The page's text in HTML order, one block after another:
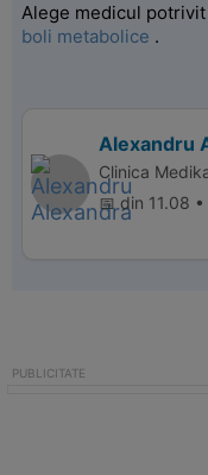
Alege medicul
boli metabolice .
Alexandru
Clinica
📅 din 11.08 •